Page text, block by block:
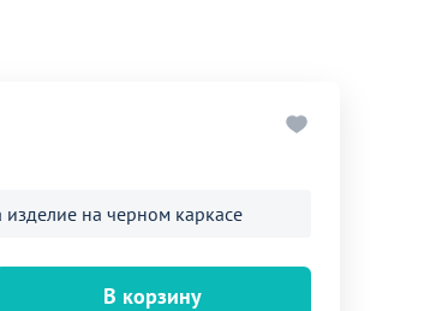
изделие на черном каркасе
В корзину